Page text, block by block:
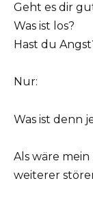
Geht es dir
Was ist los?
Hast du
Nur:
Was ist denn
Als wäre
weiterer